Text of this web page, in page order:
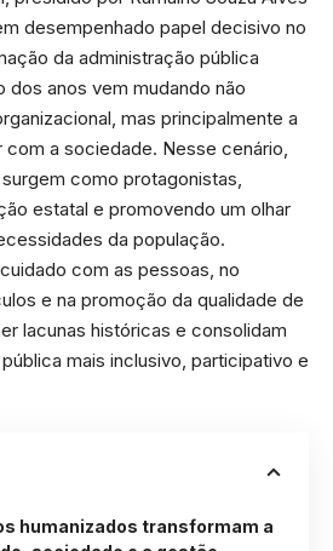
desempenhado papel decisivo no
da administração pública
dos anos vem mudando não
mas principalmente a
a sociedade. Nesse cenário,
como protagonistas,
estatal e promovendo um olhar
da população.
com as pessoas, no
e na promoção da qualidade de
lacunas históricas e consolidam
mais inclusivo, participativo e
humanizados transformam a